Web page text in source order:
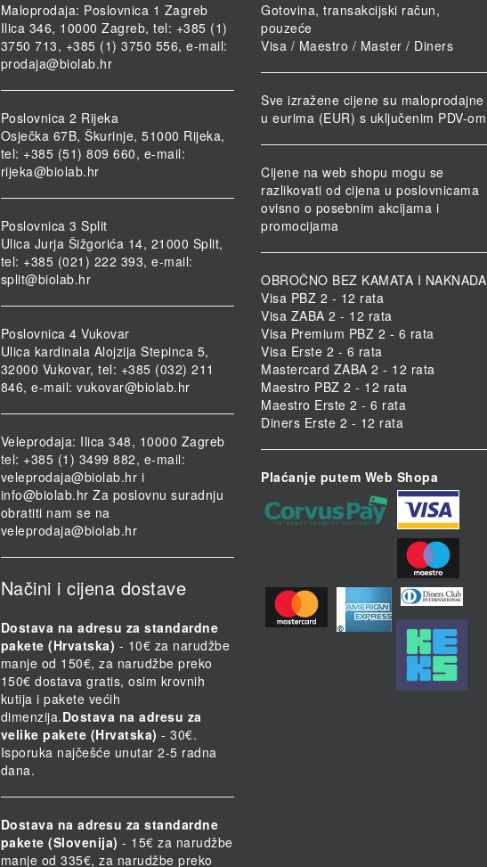
Maloprodaja: Poslovnica 1 Zagreb
Ilica 346, 10000 Zagreb, tel: +385 (1)
3750 713, +385 (1) 3750 556, e-mail:
prodaja@biolab.hr
Poslovnica 2 Rijeka
Osječka 67B, Škurinje, 51000 Rijeka,
tel: +385 (51) 809 660, e-mail:
rijeka@biolab.hr
Poslovnica 3 Split
Ulica Jurja Šižgorića 14, 21000 Split,
tel: +385 (021) 222 393, e-mail:
split@biolab.hr
Poslovnica 4 Vukovar
Ulica kardinala Alojzija Stepinca 5,
32000 Vukovar, tel: +385 (032) 211
846, e-mail: vukovar@biolab.hr
Veleprodaja: Ilica 348, 10000 Zagreb
tel: +385 (1) 3499 882, e-mail:
veleprodaja@biolab.hr i
info@biolab.hr Za poslovnu suradnju
obratiti nam se na
veleprodaja@biolab.hr
Načini i cijena dostave
Dostava na adresu za standardne
pakete (Hrvatska) - 10€ za narudžbe
manje od 150€, za narudžbe preko
150€ dostava gratis, osim krovnih
kutija i pakete većih
dimenzija.Dostava na adresu za
velike pakete (Hrvatska) - 30€.
Isporuka najčešće unutar 2-5 radna
dana.
Dostava na adresu za standardne
pakete (Slovenija) - 15€ za narudžbe
manje od 335€, za narudžbe preko
Gotovina, transakcijski račun,
pouzeće
Visa / Maestro / Master / Diners
Sve izražene cijene su maloprodajne
u eurima (EUR) s uključenim PDV-om
Cijene na web shopu mogu se
razlikovati od cijena u poslovnicama
ovisno o posebnim akcijama i
promocijama
OBROČNO BEZ KAMATA I NAKNADA
Visa PBZ 2 - 12 rata
Visa ZABA 2 - 12 rata
Visa Premium PBZ 2 - 6 rata
Visa Erste 2 - 6 rata
Mastercard ZABA 2 - 12 rata
Maestro PBZ 2 - 12 rata
Maestro Erste 2 - 6 rata
Diners Erste 2 - 12 rata
Plaćanje putem Web Shopa